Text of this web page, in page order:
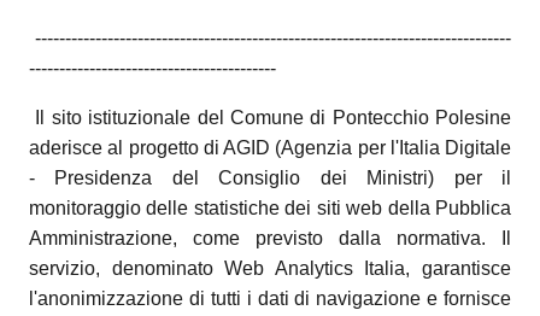
-------------------------------------------------------------------------------
-----------------------------------------
Il sito istituzionale del Comune di Pontecchio Polesine
aderisce al progetto di AGID (Agenzia per l'Italia Digitale
- Presidenza del Consiglio dei Ministri) per il
monitoraggio delle statistiche dei siti web della Pubblica
Amministrazione, come previsto dalla normativa. Il
servizio, denominato Web Analytics Italia, garantisce
l'anonimizzazione di tutti i dati di navigazione e fornisce